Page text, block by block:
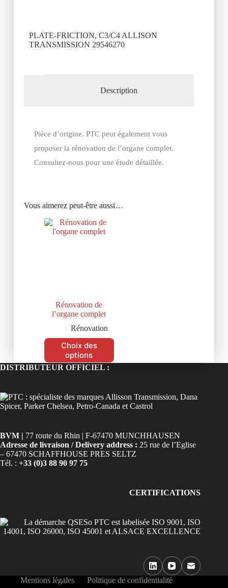
PLATE-FRICTION, C3/C4 ALLISON
TRANSMISSION 29546270
Description
Pièce d’origine. PTC peut également vous
proposer la rénovation de l’organe complet.
Consultez-nous pour une étude détaillée.
Vous aimerez peut-être aussi…
Rénovation de
l’organe complet
Rénovation
Choix des
options
DISTRIBUTEUR OFFICIEL :
BVM | 77 route du Rhin | F-67470 MUNCHHAUSEN
Adresse de livraison / Delivery address : 25 rue de l’Eglise
– 67470 SCHAFFHOUSE PRES SELTZ
Tél. : +33 (0)3 88 90 97 75
CERTIFICATIONS
Mentions légales Politique de confidentialité